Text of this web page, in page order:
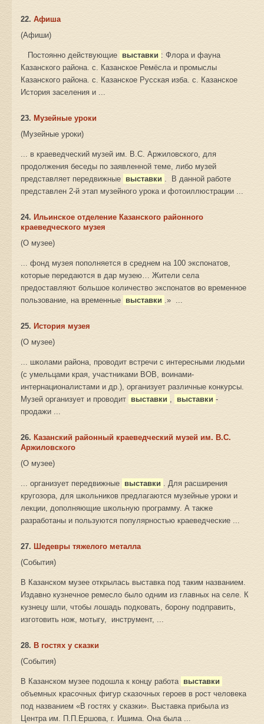
22. Афиша
(Афиши)
Постоянно действующие выставки : Флора и фауна
Казанского района. с. Казанское Ремёсла и промыслы
Казанского района. с. Казанское Русская изба. с. Казанское
История заселения и ...
23. Музейные уроки
(Музейные уроки)
... в краеведческий музей им. В.С. Аржиловского, для
продолжения беседы по заявленной теме, либо музей
представляет передвижные выставки
. В данной работе
представлен 2-й этап музейного урока и фотоиллюстрации ...
24. Ильинское отделение Казанского районного
краеведческого музея
(О музее)
... фонд музея пополняется в среднем на 100 экспонатов,
которые передаются в дар музею… Жители села
предоставляют большое количество экспонатов во временное
пользование, на временные выставки .» ...
25. История музея
(О музее)
... школами района, проводит встречи с интересными людьми
(с умельцами края, участниками ВОВ, воинами-
интернационалистами и др.), организует различные конкурсы.
Музей организует и проводит выставки выставки -
продажи ...
26. Казанский районный краеведческий музей им. В.С.
Аржиловского
(О музее)
... организует передвижные выставки
. Для расширения
кругозора, для школьников предлагаются музейные уроки и
лекции, дополняющие школьную программу. А также
разработаны и пользуются популярностью краеведческие ...
27. Шедевры тяжелого металла
(События)
В Казанском музее открылась выставка под таким названием.
Издавно кузнечное ремесло было одним из главных на селе. К
кузнецу шли, чтобы лошадь подковать, борону подправить,
изготовить нож, мотыгу, инструмент, ...
28. В гостях у сказки
(События)
В Казанском музее подошла к концу работа выставки
объемных красочных фигур сказочных героев в рост человека
под названием «В гостях у сказки». Выставка прибыла из
Центра им. П.П.Ершова, г. Ишима. Она была ...